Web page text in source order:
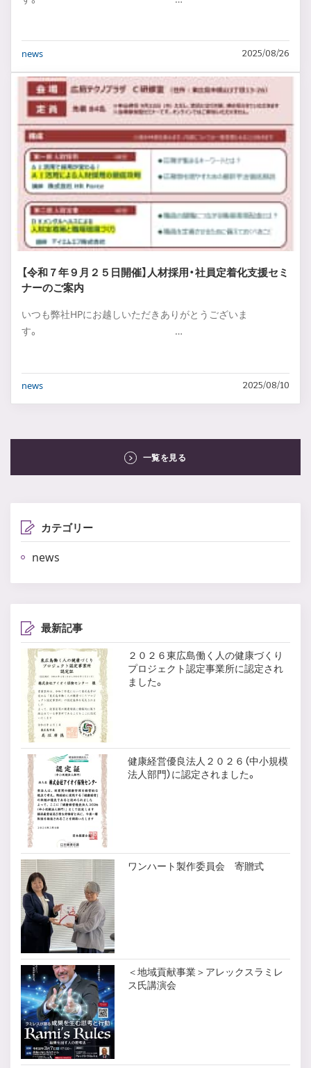
news 2025/08/26
【令和７年９月２５日開催】人材採用・社員定着化支援セミ
ナーのご案内
いつも弊社HPにお越しいただきありがとうございま
す。 …
news 2025/08/10
一覧を見る
カテゴリー
news
最新記事
２０２６東広島働く人の健康づくり
プロジェクト認定事業所に認定され
ました。
健康経営優良法人２０２６（中小規模
法人部門）に認定されました。
ワンハート製作委員会 寄贈式
＜地域貢献事業＞アレックスラミレ
ス氏講演会